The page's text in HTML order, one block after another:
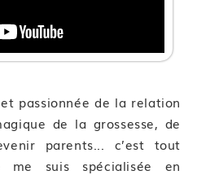
professionnelle
des
passionnée de la relation
de la grossesse, de
parents... c’est tout
me suis spécialisée en